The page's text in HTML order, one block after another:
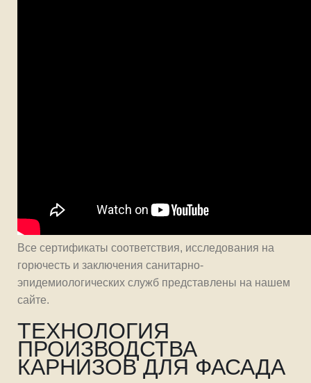
Все сертификаты соответствия, исследования на
горючесть и заключения санитарно-
эпидемиологических служб представлены на нашем
сайте.
ТЕХНОЛОГИЯ
ПРОИЗВОДСТВА
КАРНИЗОВ ДЛЯ ФАСАДА